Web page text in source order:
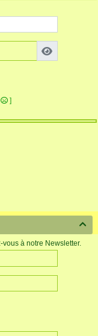
]

à notre Newsletter.